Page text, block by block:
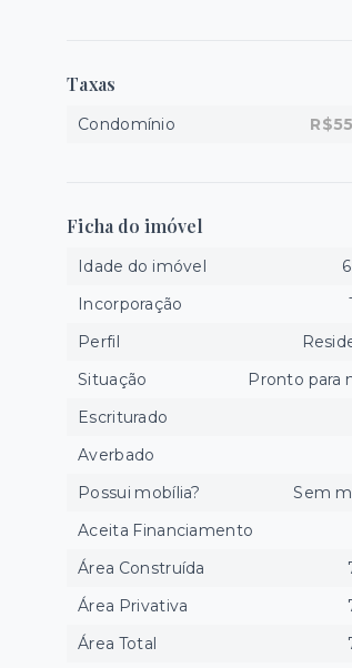
Taxas
Condomínio
Ficha do imóvel
Idade do imóvel
Incorporação
Perfil
Situação
Pronto para
Escriturado
Averbado
Possui mobília?
Sem
Aceita Financiamento
Área Construída
Área Privativa
Área Total